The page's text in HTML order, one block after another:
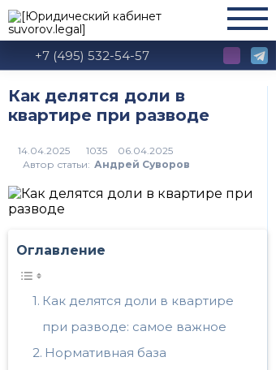
+7 (495) 532-54-57
Как делятся доли в
квартире при разводе
1035
Автор статьи: Андрей Суворов
Оглавление
Как делятся доли в квартире
при разводе: самое важное
Нормативная база